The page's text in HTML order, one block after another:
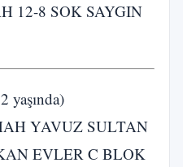
12-8 SOK SAYGIN
yaşında)
YAVUZ SULTAN
EVLER C BLOK